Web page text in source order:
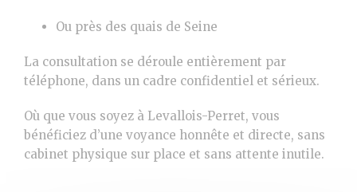
Ou près des quais de Seine
La consultation se déroule entièrement par
téléphone, dans un cadre confidentiel et sérieux.
Où que vous soyez à Levallois-Perret, vous
bénéficiez d’une voyance honnête et directe, sans
cabinet physique sur place et sans attente inutile.